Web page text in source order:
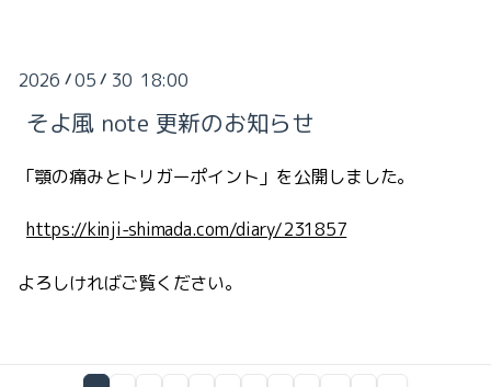
2026 /05 / 30 18:00
そよ風 note 更新のお知らせ
「顎の痛みとトリガーポイント」を公開しました。
https://kinji-shimada.com/diary/231857
よろしければご覧ください。